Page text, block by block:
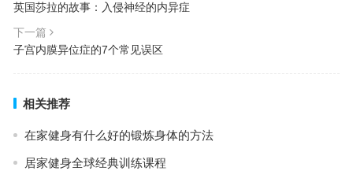
英国莎拉的故事：入侵神经的内异症
下一篇
子宫内膜异位症的7个常见误区
相关推荐
在家健身有什么好的锻炼身体的方法
居家健身全球经典训练课程